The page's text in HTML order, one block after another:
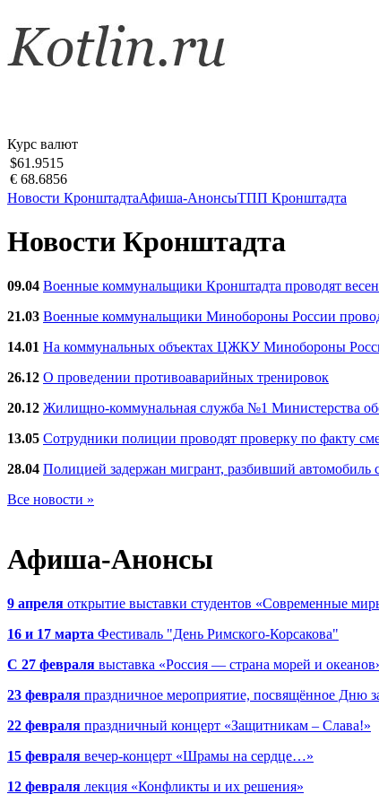
Курс валют
$61.9515
€ 68.6856
Новости КронштадтаАфиша-АнонсыТПП Кронштадта
Новости Кронштадта
09.04 Военные коммунальщики Кронштадта проводят
21.03 Военные коммунальщики Минобороны России
14.01 На коммунальных объектах ЦЖКУ Минобороны
26.12 О проведении противоаварийных тренировок
20.12 Жилищно-коммунальная служба №1 Министерства
13.05 Сотрудники полиции проводят проверку по факту
28.04 Полицией задержан мигрант, разбивший
Все новости »
Афиша-Анонсы
9 апреля открытие выставки студентов «Современные
16 и 17 марта Фестиваль "День Римского-Корсакова"
С 27 февраля выставка «Россия — страна морей и
23 февраля праздничное мероприятие, посвящённое Дню
22 февраля праздничный концерт «Защитникам – Слава!»
15 февраля вечер-концерт «Шрамы на сердце…»
12 февраля лекция «Конфликты и их решения»